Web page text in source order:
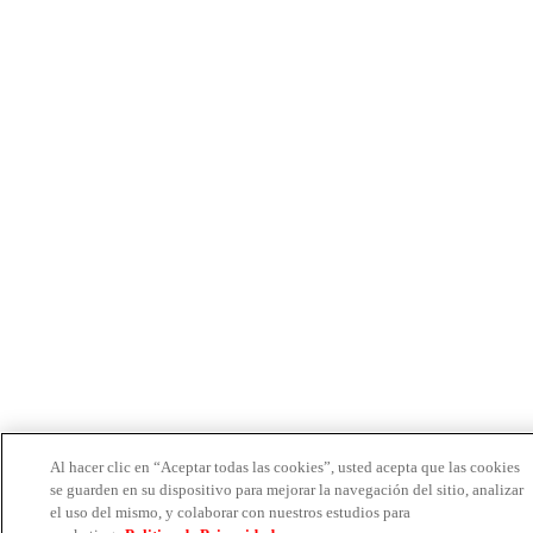
Al hacer clic en “Aceptar todas las cookies”, usted acepta que las cookies
se guarden en su dispositivo para mejorar la navegación del sitio, analizar
el uso del mismo, y colaborar con nuestros estudios para